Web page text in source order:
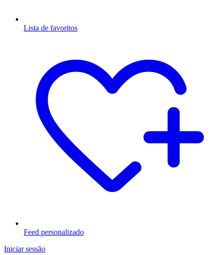
Lista de favoritos
Feed personalizado
Iniciar sessão